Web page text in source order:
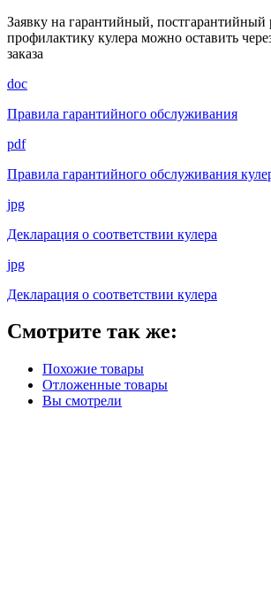
Заявку на гарантийный, постгарантийный
профилактику кулера можно оставить
заказа
doc
Правила гарантийного обслуживания
pdf
Правила гарантийного обслуживания
jpg
Декларация о соответствии кулера
jpg
Декларация о соответствии кулера
Смотрите так же:
Похожие товары
Отложенные товары
Вы смотрели